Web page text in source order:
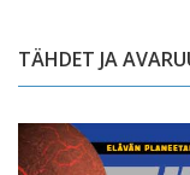
TÄHDET JA